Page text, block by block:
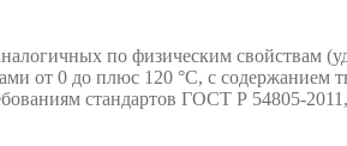
по физическим свойствам
от 0 до плюс 120 °С, с содержанием
стандартов ГОСТ Р 54805-